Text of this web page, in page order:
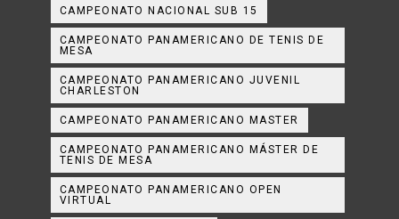
CAMPEONATO NACIONAL SUB 15
CAMPEONATO PANAMERICANO DE TENIS DE
MESA
CAMPEONATO PANAMERICANO JUVENIL
CHARLESTON
CAMPEONATO PANAMERICANO MASTER
CAMPEONATO PANAMERICANO MÁSTER DE
TENIS DE MESA
CAMPEONATO PANAMERICANO OPEN
VIRTUAL